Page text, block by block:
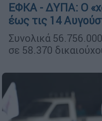
ΕΦΚΑ - ΔΥΠΑ: Ο
έως τις 14
Συνολικά
σε 58.370